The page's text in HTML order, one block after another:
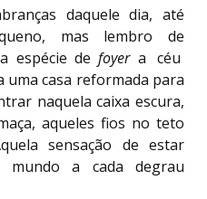
daquele dia, até
mas lembro de
espécie defoyera céu
casa reformada para
naquela caixa escura,
aqueles fios no teto
sensação de estar
a cada degrau